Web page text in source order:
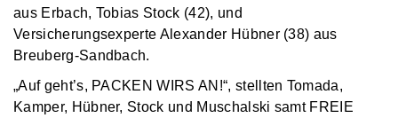
aus Erbach, Tobias Stock (42), und
Versicherungsexperte Alexander Hübner (38) aus
Breuberg-Sandbach.
„Auf geht’s, PACKEN WIRS AN!“, stellten Tomada,
Kamper, Hübner, Stock und Muschalski samt FREIE